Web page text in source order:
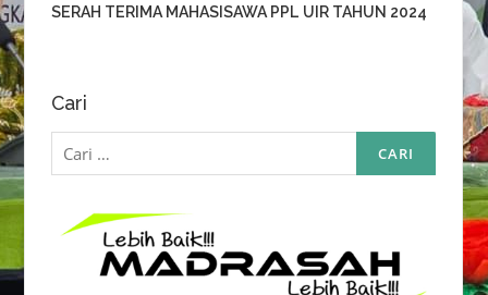
SERAH TERIMA MAHASISAWA PPL UIR TAHUN 2024
Cari
Cari
untuk: